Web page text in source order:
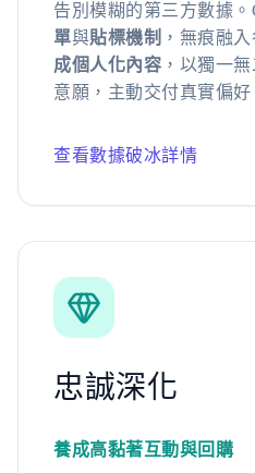
告別模糊的第三方數據
單與貼標機制 ，無痕融
成個人化內容 ，以獨一
意願，主動交付真實偏好
查看數據破冰詳情
忠誠深化
養成高黏著互動與回購